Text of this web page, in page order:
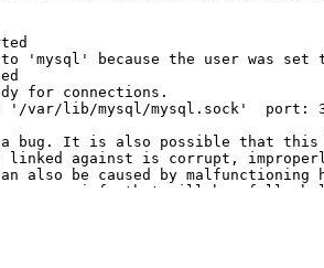
to 'mysql' because the user was
for connections.
var/lib/mysql/mysql.sock'  port:
a bug. It is also possible that this
against is corrupt,
also be caused by malfunctioning
some info that will hopefully